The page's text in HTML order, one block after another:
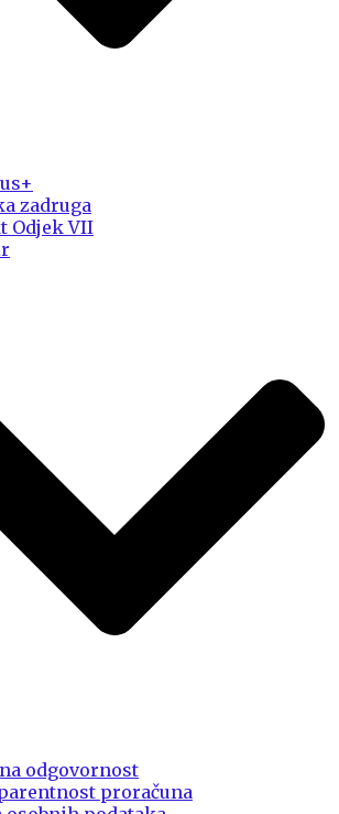
zadruga
Odjek VII
odgovornost
proračuna